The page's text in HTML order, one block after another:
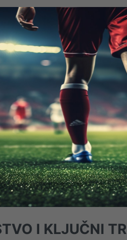
I KLJUČNI